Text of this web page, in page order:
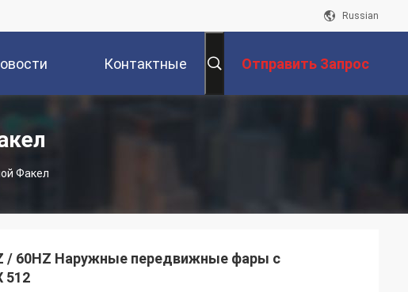
Russian
Контактные Отправить Запрос
Факел
/ 60HZ Наружные передвижные фары с
512